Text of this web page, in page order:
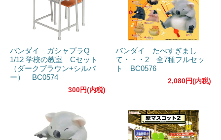
バンダイ ガシャプラQ
1/12 学校の教室 Cセット
（ダークブラウン+シルバ
ー） BC0574
300円(内税)
バンダイ たべすぎまし
て・・・2 全7種フルセッ
ト BC0576
2,080円(内税)